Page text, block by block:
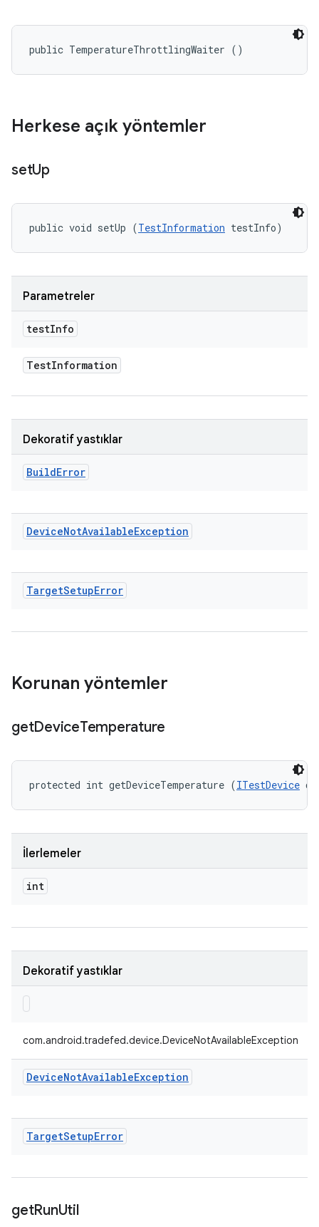
public TemperatureThrottlingWaiter ()
Herkese açık yöntemler
setUp
public void setUp (TestInformation testInfo)
Parametreler
testInfo
TestInformation
Dekoratif yastıklar
BuildError
DeviceNotAvailableException
TargetSetupError
Korunan yöntemler
getDeviceTemperature
protected int getDeviceTemperature (ITestDevice
İlerlemeler
int
Dekoratif yastıklar
com.android.tradefed.device.DeviceNotAvailableException
DeviceNotAvailableException
TargetSetupError
getRunUtil